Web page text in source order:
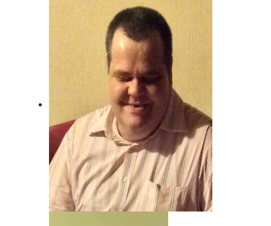
Andreas von Juterzenka
Unser Mann für Deutsche Musik und